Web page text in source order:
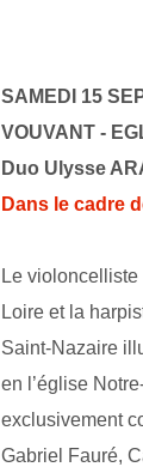
SAMEDI 15
VOUVANT -
Duo Ulysse
Dans le cadre
Le
Loire et la
Saint-Nazaire
en l’église
exclusivement
Gabriel Fauré,